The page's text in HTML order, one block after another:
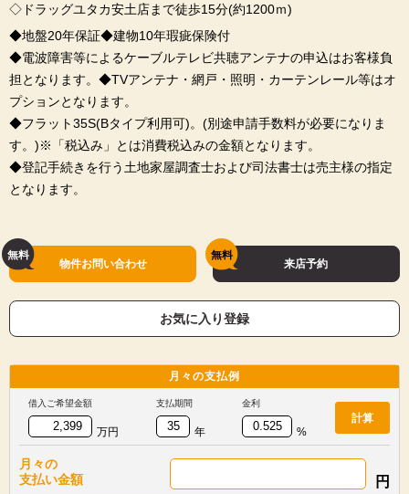
◇ドラッグユタカ安土店まで徒歩15分(約1200ｍ)
◆地盤20年保証◆建物10年瑕疵保険付
◆電波障害等によるケーブルテレビ共聴アンテナの申込はお客様負
担となります。◆TVアンテナ・網戸・照明・カーテンレール等はオ
プションとなります。
◆フラット35S(Bタイプ利用可)。(別途申請手数料が必要になりま
す。)※「税込み」とは消費税込みの金額となります。
◆登記手続きを行う土地家屋調査士および司法書士は売主様の指定
となります。
物件お問い合わせ 来店予約
お気に入り登録
月々の支払例
借入ご希望金額
万円
支払期間
年
金利
%
計算
月々の
支払い金額
円